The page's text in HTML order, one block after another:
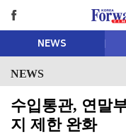
NEWS
NEWS
수입통관, 연말
지 제한 완화